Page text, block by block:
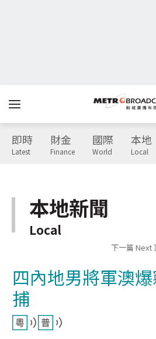
即時
Latest
財金
Finance
國際
World
本地
Local
本地新聞
Local
下一篇 Next
四內地男將軍澳
捕